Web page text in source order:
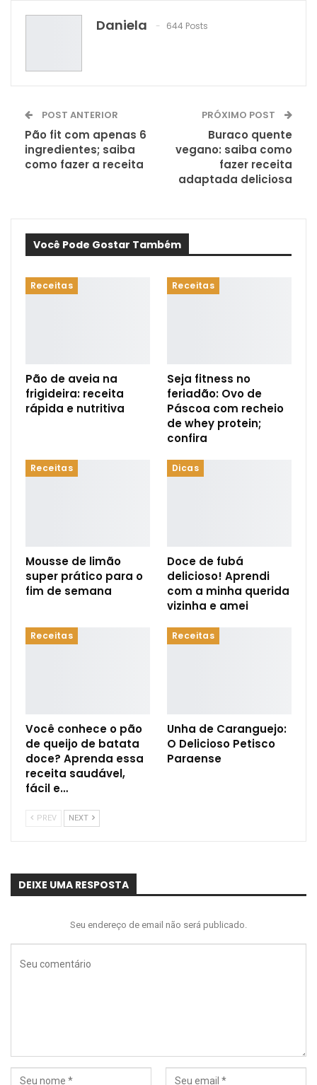
WhatsApp
Daniela 644 Posts
POST ANTERIOR
Pão fit com apenas 6
ingredientes; saiba
como fazer a receita
PRÓXIMO POST
Buraco quente
vegano: saiba como
fazer receita
adaptada deliciosa
Você Pode Gostar Também
Receitas
Pão de aveia na
frigideira: receita
rápida e nutritiva
Receitas
Seja fitness no
feriadão: Ovo de
Páscoa com recheio
de whey protein;
confira
Receitas
Mousse de limão
super prático para o
fim de semana
Dicas
Doce de fubá
delicioso! Aprendi
com a minha querida
vizinha e amei
Receitas
Você conhece o pão
de queijo de batata
doce? Aprenda essa
receita saudável,
fácil e…
Receitas
Unha de Caranguejo:
O Delicioso Petisco
Paraense
PREV NEXT
DEIXE UMA RESPOSTA
Seu endereço de email não será publicado.